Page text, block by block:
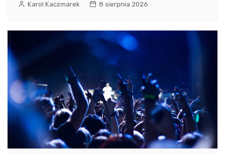
Karol Kaczmarek 8 sierpnia 2026